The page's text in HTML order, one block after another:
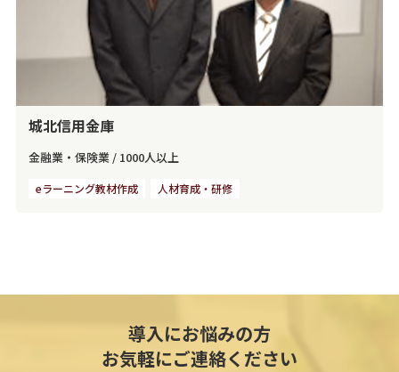
城北信用金庫
金融業・保険業 / 1000人以上
eラーニング教材作成 人材育成・研修
導入にお悩みの方
お気軽にご連絡ください